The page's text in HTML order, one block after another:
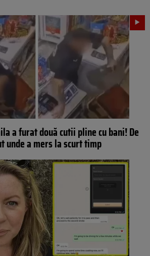
a furat două cutii pline cu bani! De
unde a mers la scurt timp